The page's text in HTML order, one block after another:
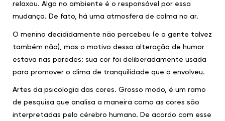
relaxou. Algo no ambiente é o responsável por essa
mudança. De fato, há uma atmosfera de calma no ar.
O menino decididamente não percebeu (e a gente talvez
também não), mas o motivo dessa alteração de humor
estava nas paredes: sua cor foi deliberadamente usada
para promover o clima de tranquilidade que o envolveu.
Artes da psicologia das cores. Grosso modo, é um ramo
de pesquisa que analisa a maneira como as cores são
interpretadas pelo cérebro humano. De acordo com esse